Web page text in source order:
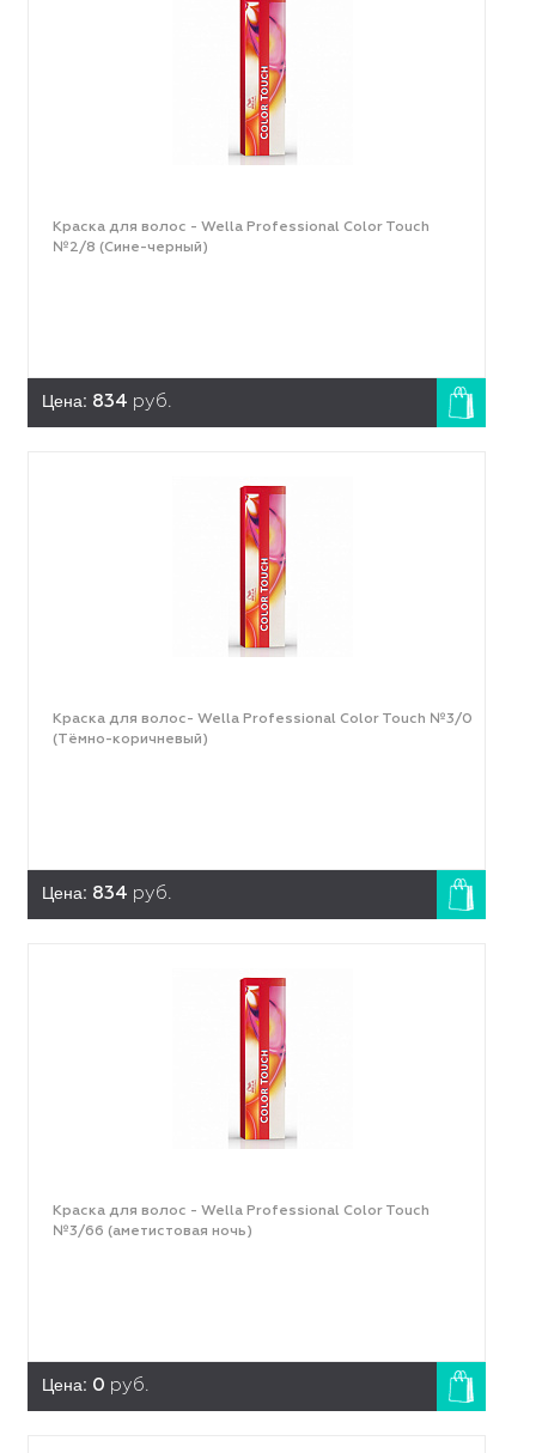
Краска для волос - Wella Professional Color Touch
№2/8 (Сине-черный)
Цена: 834 руб.
Краска для волос- Wella Professional Color Touch №3/0
(Тёмно-коричневый)
Цена: 834 руб.
Краска для волос - Wella Professional Color Touch
№3/66 (аметистовая ночь)
Цена: 0 руб.